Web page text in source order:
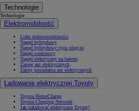
Technologie
Technologie
Elektromobilność
Lider elektromobilności
Napęd hybrydowy
Napęd hybrydowy typu plug-in
Napęd wodorowy
Napęd elektryczny na baterię
Zasięg aut elektrycznych
Zalety posiadania aut elektrycznych
Ładowanie elektrycznej Toyoty
Toyota HomeCharge
Toyota Charging Network
Jak naładować elektryczną Toyotę?